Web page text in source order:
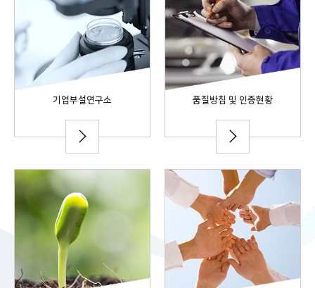
기업부설연구소 품질방침 및 인증현황